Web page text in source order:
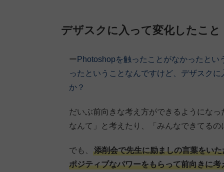
デザスクに入って変化したこと
ー Photoshopを触ったことがなかったと
ったということなんですけど、デザスク
か？
だいぶ前向きな考え方ができるようにな
なんて」と考えたり、「みんなできてる
でも、
添削会で先生に励ましの言葉をい
ポジティブなパワーをもらって前向きに